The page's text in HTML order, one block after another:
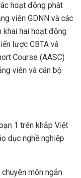
hoạt động phát
viên GDNN và các
khai hai hoạt động
lược CBTA và
Course (AASC)
viên và cán bộ
1 trên khắp Việt
dục nghề nghiệp
môn ngắn